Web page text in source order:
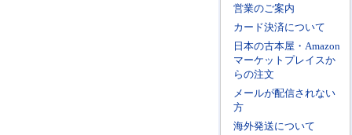
営業のご案内
カード決済について
日本の古本屋・Amazon
マーケットプレイスか
らの注文
メールが配信されない
方
海外発送について